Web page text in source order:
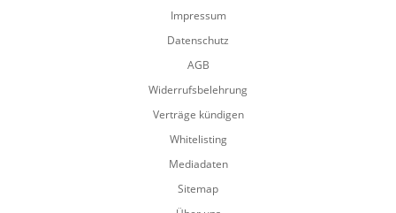
Impressum
Datenschutz
AGB
Widerrufsbelehrung
Verträge kündigen
Whitelisting
Mediadaten
Sitemap